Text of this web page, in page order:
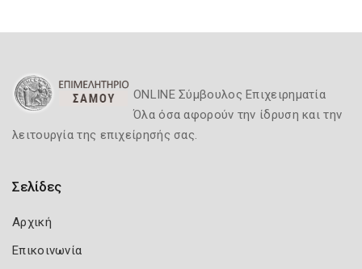
ONLINE Σύμβουλος Επιχειρηματία
Όλα όσα αφορούν την ίδρυση και την
λειτουργία της επιχείρησής σας.
Σελίδες
Αρχική
Επικοινωνία